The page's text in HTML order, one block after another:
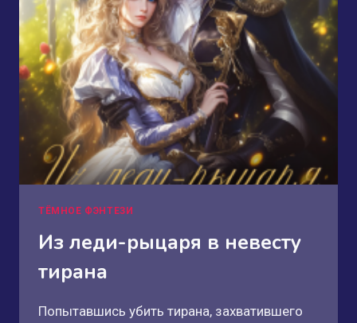
ТЁМНОЕ ФЭНТЕЗИ
Из леди-рыцаря в невесту
тирана
Попытавшись убить тирана, захватившего